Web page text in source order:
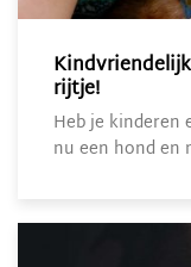
rijtje!
Heb je kinderen
nu een hond en